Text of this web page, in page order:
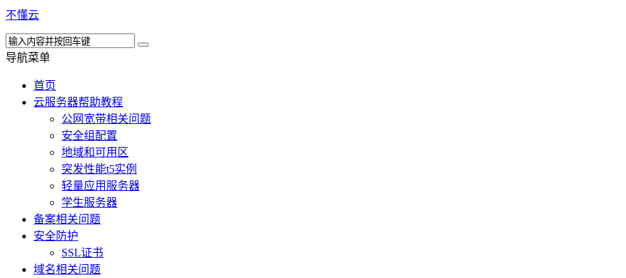
不懂云
导航菜单
首页
云服务器帮助教程
公网宽带相关问题
安全组配置
地域和可用区
突发性能t5实例
轻量应用服务器
学生服务器
备案相关问题
安全防护
SSL证书
域名相关问题